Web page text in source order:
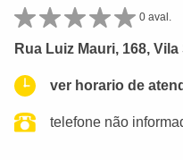
0 aval.
Rua Luiz Mauri, 168,
ver horario de
telefone não